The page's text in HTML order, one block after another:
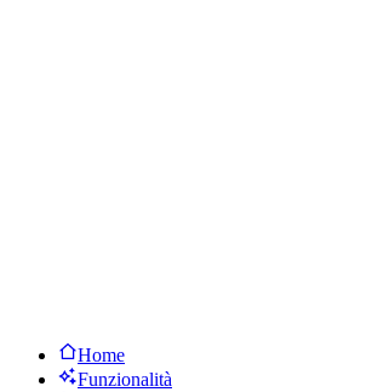
Home
Funzionalità